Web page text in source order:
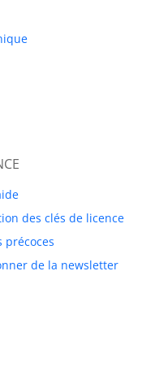
des clés de licence
précoces
de la newsletter